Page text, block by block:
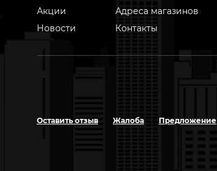
Акции
Новости
Адреса магазинов
Контакты
Оставить отзыв Жалоба Предложение